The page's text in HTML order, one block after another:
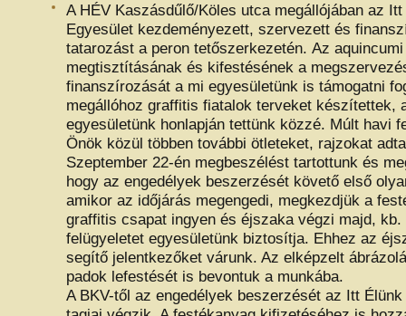
A HÉV Kaszásdűlő/Köles utca megállójában az
Egyesület kezdeményezett, szervezett és
tatarozást a peron tetőszerkezetén. Az
megtisztításának és kifestésének a
finanszírozását a mi egyesületünk is támogatni
megállóhoz graffitis fiatalok terveket készítettek,
egyesületünk honlapján tettünk közzé. Múlt havi
Önök közül többen további ötleteket, rajzokat
Szeptember 22-én megbeszélést tartottunk és
hogy az engedélyek beszerzését követő első
amikor az időjárás megengedi, megkezdjük a
graffitis csapat ingyen és éjszaka végzi majd, kb.
felügyeletet egyesületünk biztosítja. Ehhez az
segítő jelentkezőket várunk. Az elképzelt
padok lefestését is bevontuk a munkába.
A BKV-től az engedélyek beszerzését az Itt